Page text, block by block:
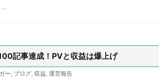
記事達成！PVと収益は爆上げ
ー ブログ 収益 運営報告